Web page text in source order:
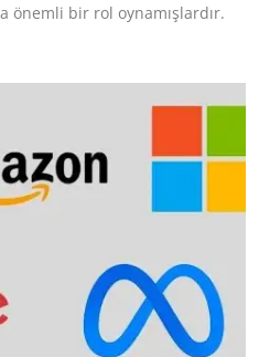
önemli bir rol oynamışlardır.